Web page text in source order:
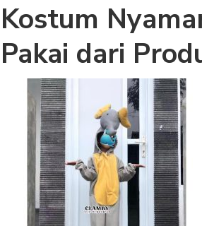
Kostum
Pakai dari